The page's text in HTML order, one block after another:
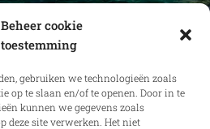
Beheer cookie
toestemming
gebruiken we technologieën zoals
op te slaan en/of te openen. Door in te
kunnen we gegevens zoals
deze site verwerken. Het niet
updates over
binnen- en buitenland.